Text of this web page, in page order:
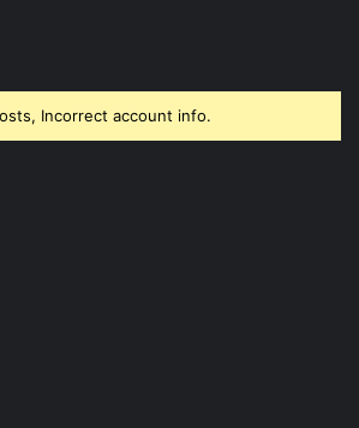
Incorrect account info.